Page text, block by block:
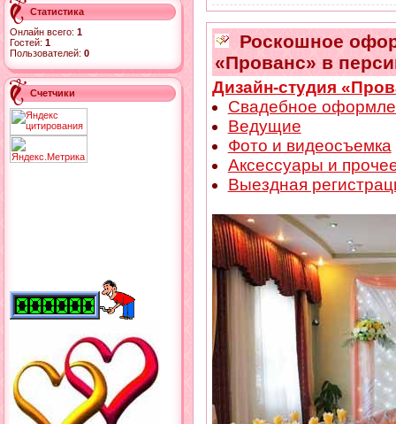
Статистика
Онлайн всего: 1
Гостей: 1
Пользователей: 0
Счетчики
Роскошное
«Прованс» в
Дизайн-студия
Свадебное
Ведущие
Фото и видеосъемка
Аксессуары и
Выездная